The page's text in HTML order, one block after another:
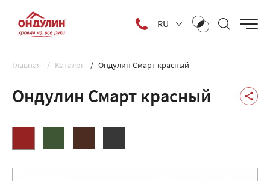
RU
Главная Каталог Ондулин Смарт красный
Ондулин Смарт красный